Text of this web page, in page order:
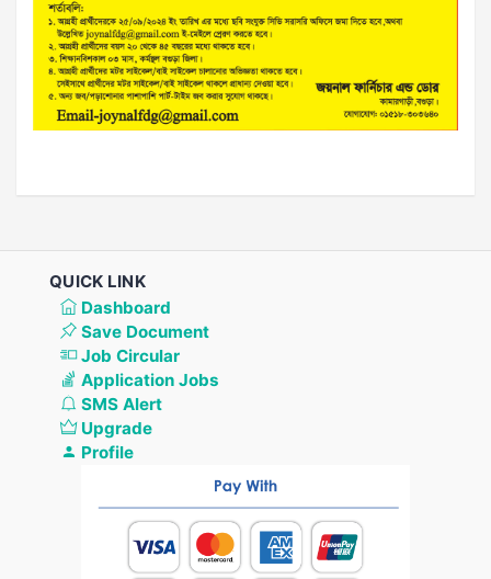
QUICK LINK
Dashboard
Save Document
Job Circular
Application Jobs
SMS Alert
Upgrade
Profile